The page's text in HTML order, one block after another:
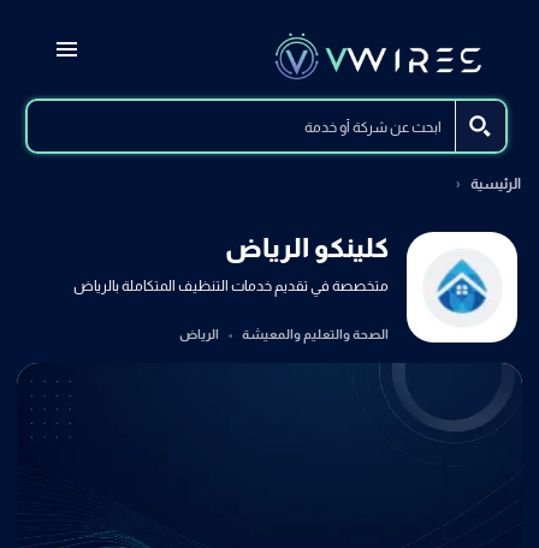
الرئيسية
كلينكو الرياض
متخصصة في تقديم خدمات التنظيف المتكاملة بالرياض
الصحة والتعليم والمعيشة الرياض